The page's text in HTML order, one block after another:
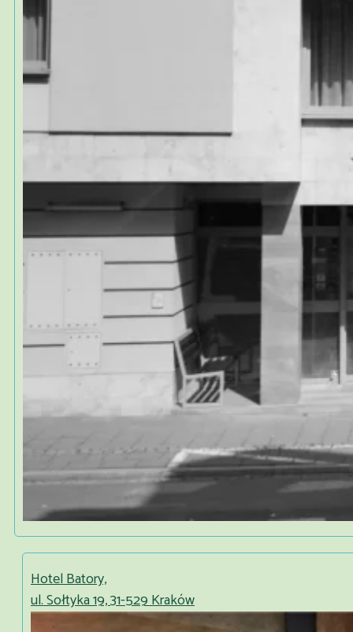
Hotel Batory,
ul. Sołtyka 19, 31-529 Kraków